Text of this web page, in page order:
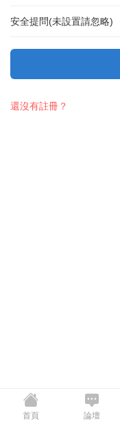
安全提問(未設置請忽略)
還沒有註冊？
首頁 論壇